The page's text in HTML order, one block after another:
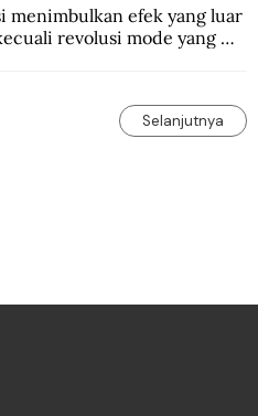
menimbulkan efek yang luar
revolusi mode yang
Selanjutnya